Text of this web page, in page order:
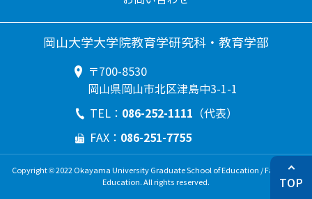
岡山大学大学院教育学研究科・教育学部
〒700-8530
岡山県岡山市北区津島中3-1-1
TEL： 086-252-1111 （代表）
FAX： 086-251-7755
Copyright © 2022 Okayama University Graduate School of Education / Faculty of
Education. All rights reserved.
TOP